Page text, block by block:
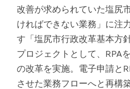
改善が求められていた塩尻
ければできない業務」に注
す「塩尻市行政改革基本方
プロジェクトとして、RPA
の改革を実施。電子申請と
させた業務フローへと再構